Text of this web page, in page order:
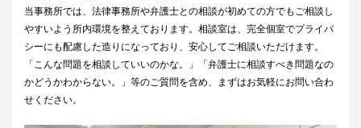
当事務所では、法律事務所や弁護士との相談が初めての方でもご相談し
やすいよう所内環境を整えております。相談室は、完全個室でプライバ
シーにも配慮した造りになっており、安心してご相談いただけます。
「こんな問題を相談していいのかな。」「弁護士に相談すべき問題なの
かどうかわからない。」等のご質問を含め、まずはお気軽にお問い合わ
せください。